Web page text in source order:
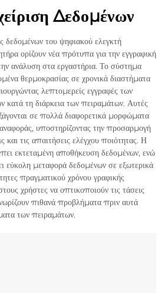
Δεδομένων
δεδομένων του ψηφιακού ελεγκτή
ορίζουν νέα πρότυπα για την εγγραφική
ανάλυση στα εργαστήρια. Το σύστημα
θερμοκρασίας σε χρονικά διαστήματα
λεπτομερείς εγγραφές των
κατά τη διάρκεια των πειραμάτων. Αυτές
σε πολλά διαφορετικά μορφώματα
υποστηρίζοντας την προσαρμογή
και τις απαιτήσεις ελέγχου ποιότητας. Η
εκτεταμένη αποθήκευση δεδομένων, ενώ
εύκολη μεταφορά δεδομένων σε εξωτερικά
πραγματικού χρόνου γραφικής
χρήστες να οπτικοποιούν τις τάσεις
πιθανά προβλήματα πριν αυτά
των πειραμάτων.